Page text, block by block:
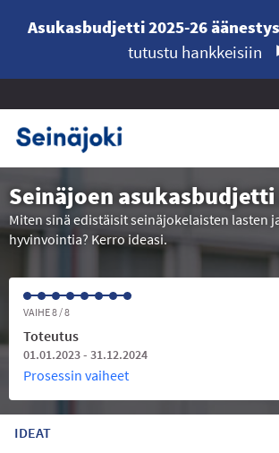
Asukasbudjetti 2025-26
tutustu hankkeisiin
Seinäjoen asukasbudjetti
Miten sinä edistäisit seinäjokelaisten lasten
hyvinvointia? Kerro ideasi.
VAIHE 8 / 8
Toteutus
01.01.2023 - 31.12.2024
Prosessin vaiheet
IDEAT